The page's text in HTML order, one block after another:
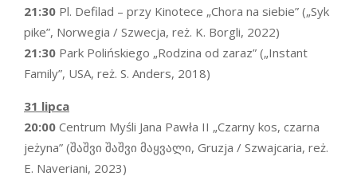
21:30 Pl. Defilad – przy Kinotece „Chora na siebie” („Syk
pike”, Norwegia / Szwecja, reż. K. Borgli, 2022)
21:30 Park Polińskiego „Rodzina od zaraz” („Instant
Family”, USA, reż. S. Anders, 2018)
31 lipca
20:00 Centrum Myśli Jana Pawła II „Czarny kos, czarna
jeżyna” (შაშვი შაშვი მაყვალი, Gruzja / Szwajcaria, reż.
E. Naveriani, 2023)